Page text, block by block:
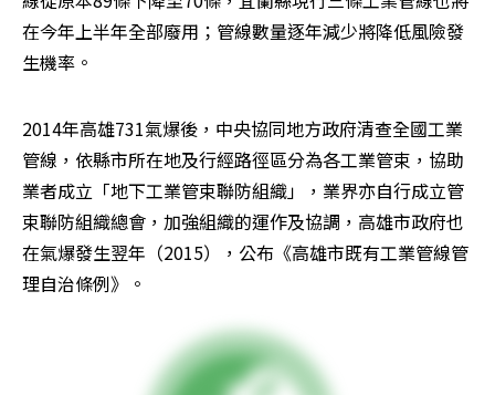
在今年上半年全部廢用；管線數量逐年減少將降低風險發
生機率。
2014年高雄731氣爆後，中央協同地方政府清查全國工業
管線，依縣市所在地及行經路徑區分為各工業管束，協助
業者成立「地下工業管束聯防組織」，業界亦自行成立管
束聯防組織總會，加強組織的運作及協調，高雄市政府也
在氣爆發生翌年（2015），公布《高雄市既有工業管線管
理自治條例》。